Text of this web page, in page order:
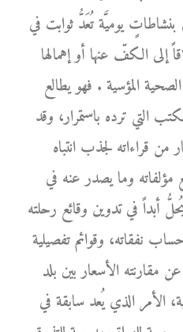
بنشاطاتٍ يوميَّة تُعَدُّ ثوابت في
إلى الكفّ عنها أو إهمالها
المؤسية . فهو يطالع
التي ترده باستمرار، وقد
قراءاته لجذب انتباه
مؤلفاته وما يصدر عنه في
أبداً في تدوين وقائع رحلته
نفقاته، وقوائم تفصيلية
مقارنته الأسعار بين بلد
الأمر الذي يُعد سابقة في